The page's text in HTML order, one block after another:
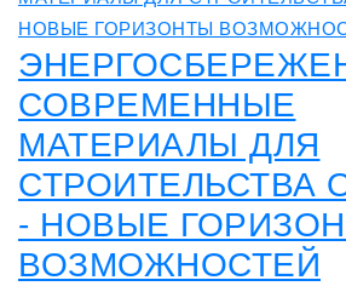
СОВРЕМЕННЫЕ
МАТЕРИАЛЫ ДЛЯ
СТРОИТЕЛЬСТВА
- НОВЫЕ
ВОЗМОЖНОСТЕЙ